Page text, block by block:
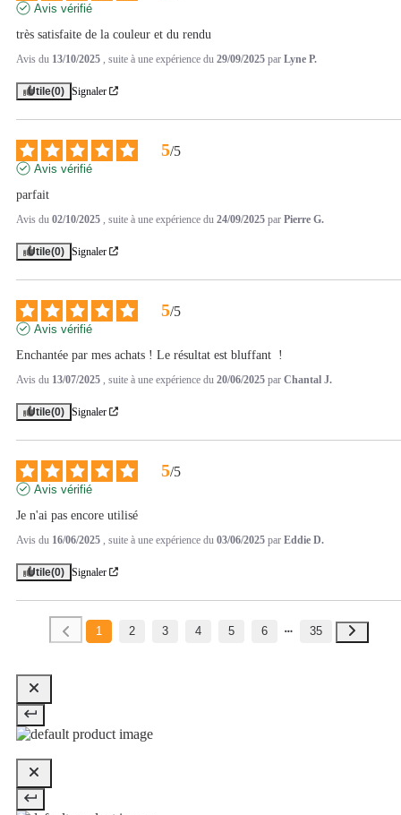
Avis vérifié
très satisfaite de la couleur et du rendu
Avis du 13/10/2025 , suite à une expérience du 29/09/2025 par Lyne P.
Utile(0) Signaler
5/5
Avis vérifié
parfait
Avis du 02/10/2025 , suite à une expérience du 24/09/2025 par Pierre G.
Utile(0) Signaler
5/5
Avis vérifié
Enchantée par mes achats ! Le résultat est bluffant  !
Avis du 13/07/2025 , suite à une expérience du 20/06/2025 par Chantal J.
Utile(0) Signaler
5/5
Avis vérifié
Je n'ai pas encore utilisé
Avis du 16/06/2025 , suite à une expérience du 03/06/2025 par Eddie D.
Utile(0) Signaler
1 2 3 4 5 6 35